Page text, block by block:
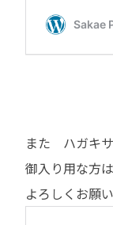
また ハガキサ
御入り用な方
よろしくお願い